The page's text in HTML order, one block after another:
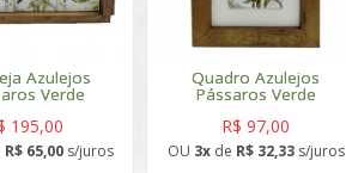
Azulejos
Verde
195,00
R$ 65,00s/juros
Quadro Azulejos
Pássaros Verde
R$ 97,00
OU 3xde R$ 32,33s/juros